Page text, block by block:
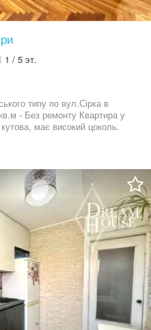
1 / 5 эт.
типу по вул.Сірка в
- Без ремонту Квартира у
має високий цоколь.
кухня, також має
поруч є паркувальні місця.
спальному районі, межує з
дитячий садочок,
ринок.